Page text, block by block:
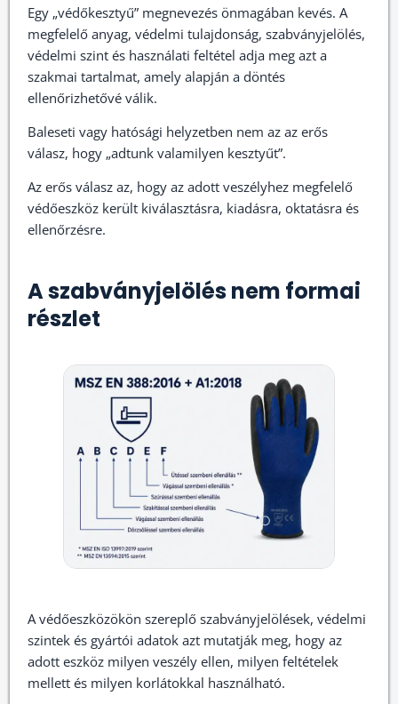
Egy „védőkesztyű” megnevezés önmagában kevés. A
megfelelő anyag, védelmi tulajdonság, szabványjelölés,
védelmi szint és használati feltétel adja meg azt a
szakmai tartalmat, amely alapján a döntés
ellenőrizhetővé válik.
Baleseti vagy hatósági helyzetben nem az az erős
válasz, hogy „adtunk valamilyen kesztyűt”.
Az erős válasz az, hogy az adott veszélyhez megfelelő
védőeszköz került kiválasztásra, kiadásra, oktatásra és
ellenőrzésre.
A szabványjelölés nem formai
részlet
A védőeszközökön szereplő szabványjelölések, védelmi
szintek és gyártói adatok azt mutatják meg, hogy az
adott eszköz milyen veszély ellen, milyen feltételek
mellett és milyen korlátokkal használható.